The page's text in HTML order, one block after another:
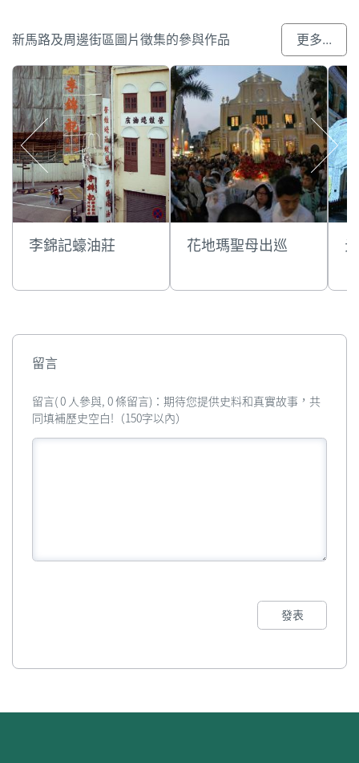
新馬路及周邊街區圖片徵集的參與作品 更多...
李錦記蠔油莊 花地瑪聖母出巡
留言
留言( 0 人參與, 0 條留言)：期待您提供史料和真實故事，共
同填補歷史空白!（150字以內）
發表